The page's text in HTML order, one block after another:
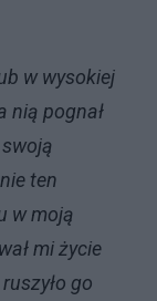
w wysokiej
nią pognał
ten
w moją
mi życie
go